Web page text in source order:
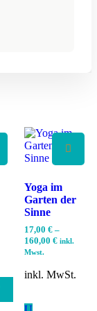
Dieses
Yoga im
Garten der
Sinne
17,00 €–
160,00 € inkl.
Mwst.
inkl. MwSt.